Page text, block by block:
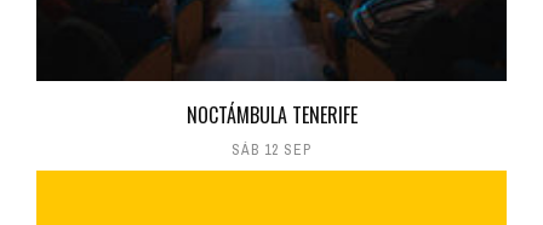
NOCTÁMBULA TENERIFE
SÁB 12 SEP